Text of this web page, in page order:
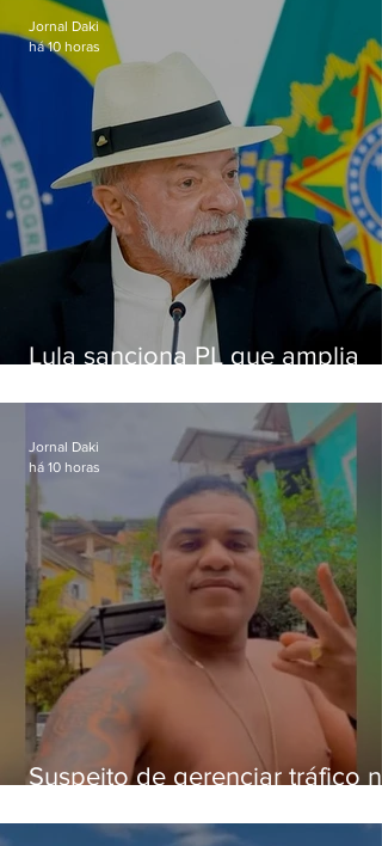
Lula sanciona PL que amplia
crianças
Jornal Daki
há 10 horas
Suspeito de gerenciar tráfico na
foragido
Jornal Daki
há 10 horas